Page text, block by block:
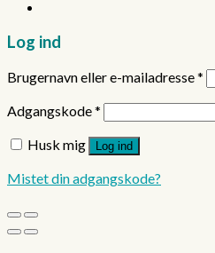
Log ind
Brugernavn eller e-mailadresse*
Adgangskode*
Husk mig
Log ind
Mistet din adgangskode?